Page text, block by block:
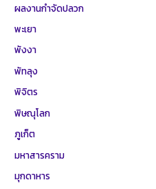
ผลงานกำจัดปลวก
พะเยา
พังงา
พัทลุง
พิจิตร
พิษณุโลก
ภูเก็ต
มหาสารคราม
มุกดาหาร